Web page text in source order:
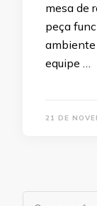
mesa de
peça
ambiente
equipe …
21 DE
Procurando